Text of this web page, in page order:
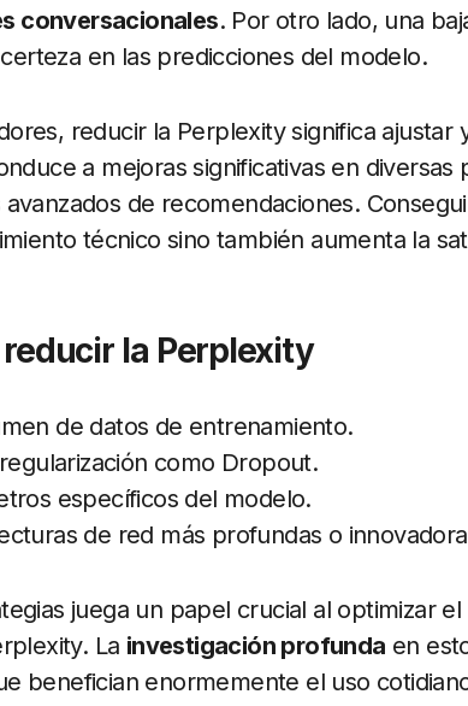
conversacionales. Por otro lado, una
en las predicciones del modelo.
reducir la Perplexity significa ajustar
a mejoras significativas en diversas
de recomendaciones.
técnico sino también aumenta la
la Perplexity
de datos de entrenamiento.
como Dropout.
específicos del modelo.
de red más profundas o
juega un papel crucial al optimizar
La investigación profunda en
benefician enormemente el uso